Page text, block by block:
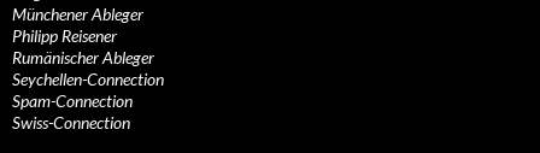
Münchener Ableger
Philipp Reisener
Rumänischer Ableger
Seychellen-Connection
Spam-Connection
Swiss-Connection